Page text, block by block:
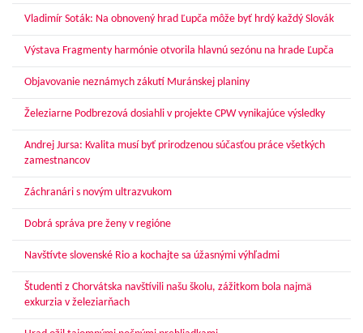
Vladimír Soták: Na obnovený hrad Ľupča môže byť hrdý každý Slovák
Výstava Fragmenty harmónie otvorila hlavnú sezónu na hrade Ľupča
Objavovanie neznámych zákutí Muránskej planiny
Železiarne Podbrezová dosiahli v projekte CPW vynikajúce výsledky
Andrej Jursa: Kvalita musí byť prirodzenou súčasťou práce všetkých
zamestnancov
Záchranári s novým ultrazvukom
Dobrá správa pre ženy v regióne
Navštívte slovenské Rio a kochajte sa úžasnými výhľadmi
Študenti z Chorvátska navštívili našu školu, zážitkom bola najmä
exkurzia v železiarňach